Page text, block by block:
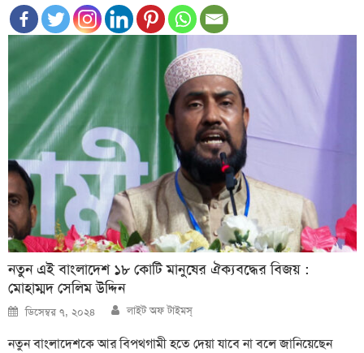
নতুন এই বাংলাদেশ ১৮ কোটি মানুষের ঐক্যবদ্ধের বিজয় :
মোহাম্মদ সেলিম উদ্দিন
Posted
on
ডিসেম্বর ৭, ২০২৪ Author
লাইট অফ টাইমস্
নতুন বাংলাদেশকে আর বিপথগামী হতে দেয়া যাবে না বলে জানিয়েছেন